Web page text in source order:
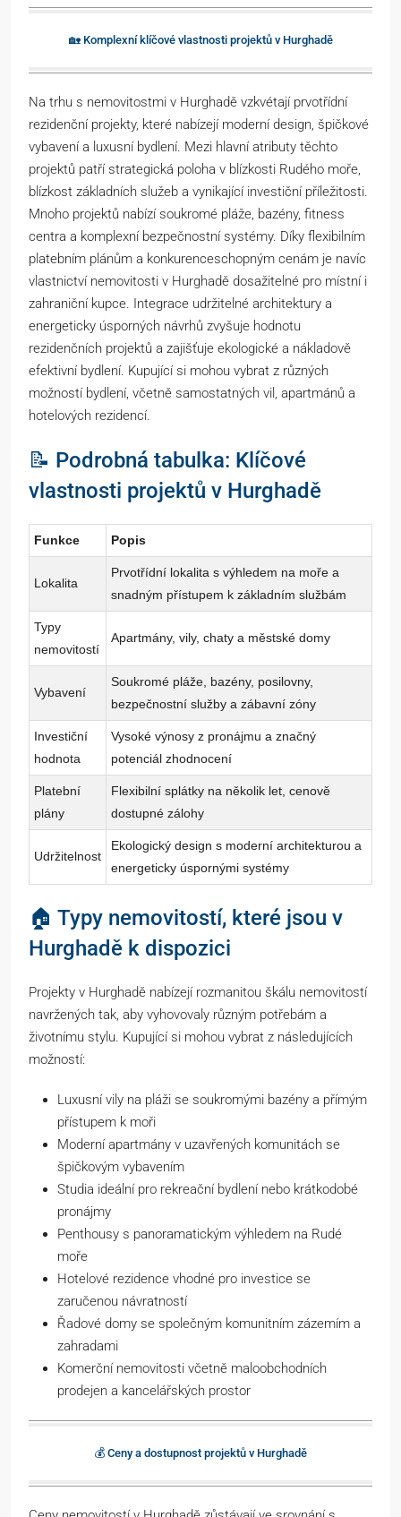
🏡 Komplexní klíčové vlastnosti projektů v Hurghadě
Na trhu s nemovitostmi v Hurghadě vzkvétají prvotřídní
rezidenční projekty, které nabízejí moderní design, špičkové
vybavení a luxusní bydlení. Mezi hlavní atributy těchto
projektů patří strategická poloha v blízkosti Rudého moře,
blízkost základních služeb a vynikající investiční příležitosti.
Mnoho projektů nabízí soukromé pláže, bazény, fitness
centra a komplexní bezpečnostní systémy. Díky flexibilním
platebním plánům a konkurenceschopným cenám je navíc
vlastnictví nemovitosti v Hurghadě dosažitelné pro místní i
zahraniční kupce. Integrace udržitelné architektury a
energeticky úsporných návrhů zvyšuje hodnotu
rezidenčních projektů a zajišťuje ekologické a nákladově
efektivní bydlení. Kupující si mohou vybrat z různých
možností bydlení, včetně samostatných vil, apartmánů a
hotelových rezidencí.
📝 Podrobná tabulka: Klíčové
vlastnosti projektů v Hurghadě
Funkce Popis
Lokalita
Prvotřídní lokalita s výhledem na moře a
snadným přístupem k základním službám
Typy
nemovitostí
Apartmány, vily, chaty a městské domy
Vybavení
Soukromé pláže, bazény, posilovny,
bezpečnostní služby a zábavní zóny
Investiční
hodnota
Vysoké výnosy z pronájmu a značný
potenciál zhodnocení
Platební
plány
Flexibilní splátky na několik let, cenově
dostupné zálohy
Udržitelnost
Ekologický design s moderní architekturou a
energeticky úspornými systémy
🏠 Typy nemovitostí, které jsou v
Hurghadě k dispozici
Projekty v Hurghadě nabízejí rozmanitou škálu nemovitostí
navržených tak, aby vyhovovaly různým potřebám a
životnímu stylu. Kupující si mohou vybrat z následujících
možností:
Luxusní vily na pláži se soukromými bazény a přímým
přístupem k moři
Moderní apartmány v uzavřených komunitách se
špičkovým vybavením
Studia ideální pro rekreační bydlení nebo krátkodobé
pronájmy
Penthousy s panoramatickým výhledem na Rudé
moře
Hotelové rezidence vhodné pro investice se
zaručenou návratností
Řadové domy se společným komunitním zázemím a
zahradami
Komerční nemovitosti včetně maloobchodních
prodejen a kancelářských prostor
💰 Ceny a dostupnost projektů v Hurghadě